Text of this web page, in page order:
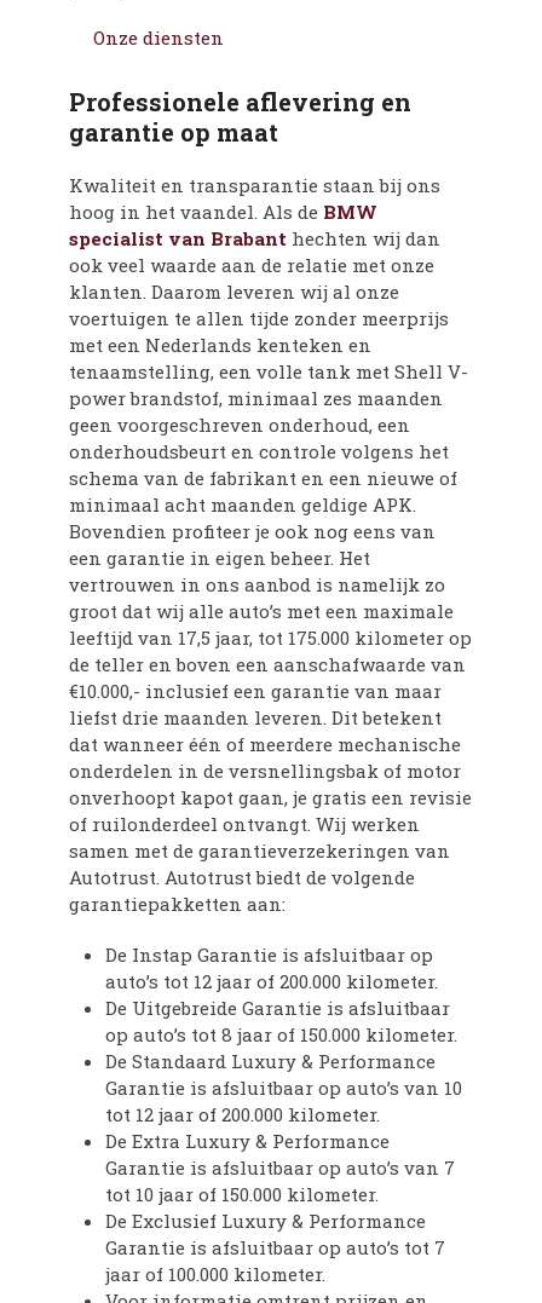
Onze diensten
Professionele aflevering en
garantie op maat
Kwaliteit en transparantie staan bij ons
hoog in het vaandel. Als de BMW
specialist van Brabant hechten wij dan
ook veel waarde aan de relatie met onze
klanten.Daarom leveren wij al onze
voertuigen te allen tijde zonder meerprijs
met een Nederlands kenteken en
tenaamstelling, een volle tank met Shell V-
power brandstof, minimaal zes maanden
geen voorgeschreven onderhoud, een
onderhoudsbeurt en controle volgens het
schema van de fabrikant en een nieuwe of
minimaal acht maanden geldige APK.
Bovendien profiteer je ook nog eens van
een garantie in eigen beheer. Het
vertrouwen in ons aanbod is namelijk zo
groot dat wij alle auto’s met een maximale
leeftijd van 17,5 jaar, tot 175.000 kilometer op
de teller en boven een aanschafwaarde van
€10.000,- inclusief een garantie van maar
liefst drie maanden leveren. Dit betekent
dat wanneer één of meerdere mechanische
onderdelen in de versnellingsbak of motor
onverhoopt kapot gaan, je gratis een revisie
of ruilonderdeel ontvangt. Wij werken
samen met de garantieverzekeringen van
Autotrust. Autotrust biedt de volgende
garantiepakketten aan:
De Instap Garantie is afsluitbaar op
auto’s tot 12 jaar of 200.000 kilometer.
De Uitgebreide Garantie is afsluitbaar
op auto’s tot 8 jaar of 150.000 kilometer.
De Standaard Luxury & Performance
Garantie is afsluitbaar op auto’s van 10
tot 12 jaar of 200.000 kilometer.
De Extra Luxury & Performance
Garantie is afsluitbaar op auto’s van 7
tot 10 jaar of 150.000 kilometer.
De Exclusief Luxury & Performance
Garantie is afsluitbaar op auto’s tot 7
jaar of 100.000 kilometer.